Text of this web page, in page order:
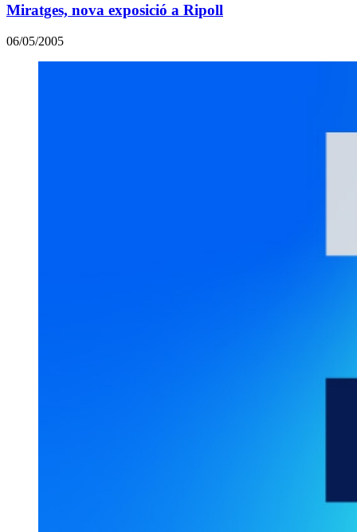
Miratges, nova exposició a Ripoll
06/05/2005